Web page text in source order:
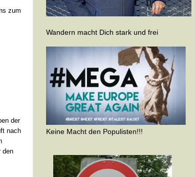
zum
der
nach
den
Wandern macht Dich stark und frei
Keine Macht den Populisten!!!